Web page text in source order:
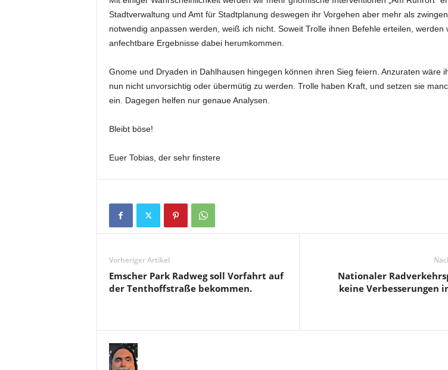
Stadtverwaltung und Amt für Stadtplanung deswegen ihr Vorgehen aber mehr als
notwendig anpassen werden, weiß ich nicht. Soweit Trolle ihnen Befehle erteilen, werden
anfechtbare Ergebnisse dabei herumkommen.
Gnome und Dryaden in Dahlhausen hingegen können ihren Sieg feiern. Anzuraten wäre
nun nicht unvorsichtig oder übermütig zu werden. Trolle haben Kraft, und setzen sie
ein. Dagegen helfen nur genaue Analysen.
Bleibt böse!
Euer Tobias, der sehr finstere
Vorheriger Artikel
Emscher Park Radweg soll Vorfahrt auf
der Tenthoffstraße bekommen.
Nationaler
keine Verbesserungen